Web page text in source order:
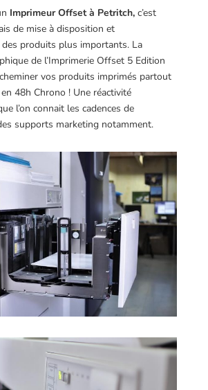
Imprimeur Offset à Petritch,c’est
de mise à disposition et
des produits plus importants. La
de l’Imprimerie Offset 5 Edition
vos produits imprimés partout
48h Chrono ! Une réactivité
l’on connait les cadences de
supports marketing notamment.